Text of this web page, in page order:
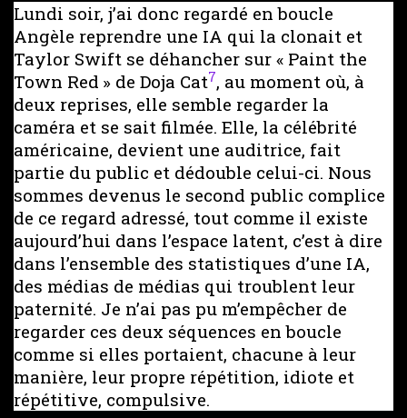
Lundi soir, j’ai donc regardé en boucle
Angèle reprendre une IA qui la clonait et
Taylor Swift se déhancher sur « Paint the
Town Red » de Doja Cat7, au moment où, à
deux reprises, elle semble regarder la
caméra et se sait filmée. Elle, la célébrité
américaine, devient une auditrice, fait
partie du public et dédouble celui-ci. Nous
sommes devenus le second public complice
de ce regard adressé, tout comme il existe
aujourd’hui dans l’espace latent, c’est à dire
dans l’ensemble des statistiques d’une IA,
des médias de médias qui troublent leur
paternité. Je n’ai pas pu m’empêcher de
regarder ces deux séquences en boucle
comme si elles portaient, chacune à leur
manière, leur propre répétition, idiote et
répétitive, compulsive.